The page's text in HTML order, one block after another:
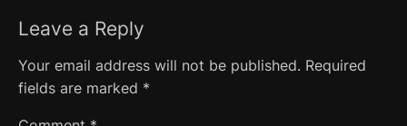
Leave a Reply
Your email address will not be published. Required
fields are marked *